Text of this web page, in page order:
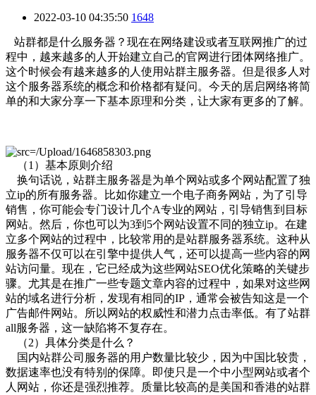
2022-03-10 04:35:50 1648
站群都是什么服务器？现在在网络建设或者互联网推广的过
程中，越来越多的人开始建立自己的官网进行团体网络推广。
这个时候会有越来越多的人使用站群主服务器。但是很多人对
这个服务器系统的概念和价格都有疑问。今天的居启网络将简
单的和大家分享一下基本原理和分类，让大家有更多的了解。
（1）基本原则介绍
换句话说，站群主服务器是为单个网站或多个网站配置了独
立ip的所有服务器。比如你建立一个电子商务网站，为了引导
销售，你可能会专门设计几个A专业的网站，引导销售到目标
网站。然后，你也可以为3到5个网站设置不同的独立ip。在建
立多个网站的过程中，比较常用的是站群服务器系统。这种从
服务器不仅可以在引擎中提供人气，还可以提高一些内容的网
站访问量。现在，它已经成为这些网站SEO优化策略的关键步
骤。尤其是在推广一些专题文章内容的过程中，如果对这些网
站的域名进行分析，发现有相同的IP，通常会被告知这是一个
广告邮件网站。所以网站的权威性和潜力点击率低。有了站群
all服务器，这一缺陷将不复存在。
（2）具体分类是什么？
国内站群公司服务器的用户数量比较少，因为中国比较贵，
数据速率也没有特别的保障。即使只是一个中小型网站或者个
人网站，你还是强烈推荐。质量比较高的是美国和香港的站群